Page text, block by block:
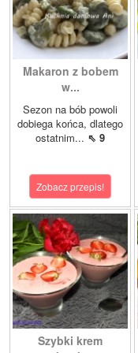
Makaron z bobem
w...
Sezon na bób powoli
dobiega końca, dlatego
ostatnim... ⇖ 9
Zobacz przepis!
Szybki krem